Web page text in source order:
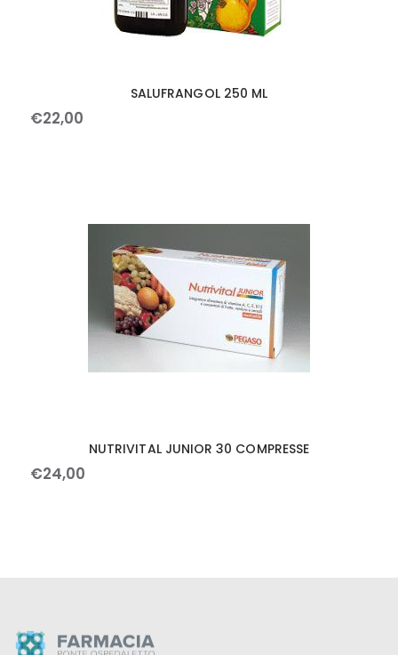
SALUFRANGOL 250 ML
€22,00
NUTRIVITAL JUNIOR 30 COMPRESSE
€24,00